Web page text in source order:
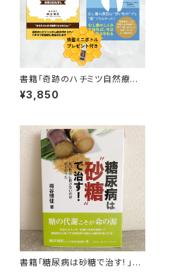
書籍「奇跡のハチミツ自然療法」
&「世界一やさしいむし歯の教科
書」セット 【プレゼント付き】
¥3,850
書籍「糖尿病は砂糖で治す! 」